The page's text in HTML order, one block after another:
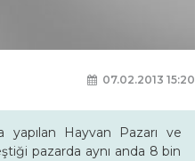
07.02.2013 15:20
Hayvan Pazarı ve
pazarda aynı anda 8 bin